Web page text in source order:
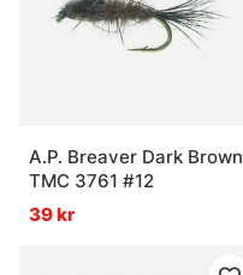
A.P. Breaver Dark Brown
TMC 3761 #12
39 kr